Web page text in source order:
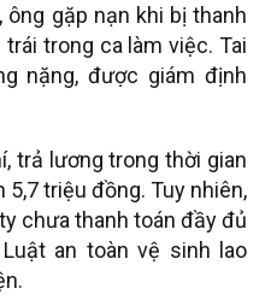
gặp nạn khi bị thanh
trong ca làm việc. Tai
nặng, được giám định
trả lương trong thời gian
triệu đồng. Tuy nhiên,
chưa thanh toán đầy đủ
an toàn vệ sinh lao